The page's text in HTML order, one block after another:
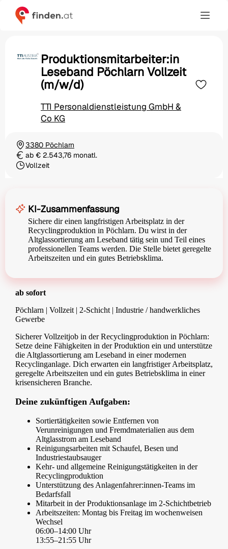
Produktionsmitarbeiter:in
Leseband Pöchlarn Vollzeit
(m/w/d)
TTI Personaldienstleistung GmbH &
Co KG
Ortschaft
3380 Pöchlarn
Gehaltab € 2.543,76 monatl.
Beschäftigungsart
Vollzeit
KI-Zusammenfassung
Sichere dir einen langfristigen Arbeitsplatz in der
Recyclingproduktion in Pöchlarn. Du wirst in der
Altglassortierung am Leseband tätig sein und Teil eines
professionellen Teams werden. Die Stelle bietet geregelte
Arbeitszeiten und ein gutes Betriebsklima.
ab sofort
Pöchlarn | Vollzeit | 2-Schicht | Industrie / handwerkliches
Gewerbe
Sicherer Vollzeitjob in der Recyclingproduktion in Pöchlarn:
Setze deine Fähigkeiten in der Produktion ein und unterstütze
die Altglassortierung am Leseband in einer modernen
Recyclinganlage. Dich erwarten ein langfristiger Arbeitsplatz,
geregelte Arbeitszeiten und ein gutes Betriebsklima in einer
krisensicheren Branche.
Deine zukünftigen Aufgaben:
Sortiertätigkeiten sowie Entfernen von
Verunreinigungen und Fremdmaterialien aus dem
Altglasstrom am Leseband
Reinigungsarbeiten mit Schaufel, Besen und
Industriestaubsauger
Kehr- und allgemeine Reinigungstätigkeiten in der
Recyclingproduktion
Unterstützung des Anlagenfahrer:innen-Teams im
Bedarfsfall
Mitarbeit in der Produktionsanlage im 2-Schichtbetrieb
Arbeitszeiten: Montag bis Freitag im wochenweisen
Wechsel
06:00–14:00 Uhr
13:55–21:55 Uhr